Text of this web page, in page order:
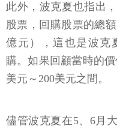
此外，波克夏也指出
股票，回購股票的總
億元），這也是波克
購。如果回顧當時的
美元～200美元之間。
儘管波克夏在5、6月